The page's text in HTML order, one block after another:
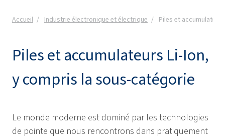
Accueil Industrie électronique et électrique Piles et
Piles et accumulateurs Li-Ion,
y compris la sous-catégorie
Le monde moderne est dominé par les technologies
de pointe que nous rencontrons dans pratiquement